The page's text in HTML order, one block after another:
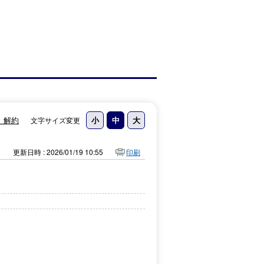
文字サイズ変更
解約
更新日時 : 2026/01/19 10:55 印刷